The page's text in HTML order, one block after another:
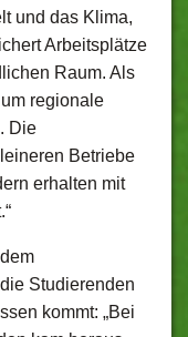
und das Klima,
Arbeitsplätze
Raum. Als
regionale
Die
Betriebe
erhalten mit
Studierenden
kommt: „Bei